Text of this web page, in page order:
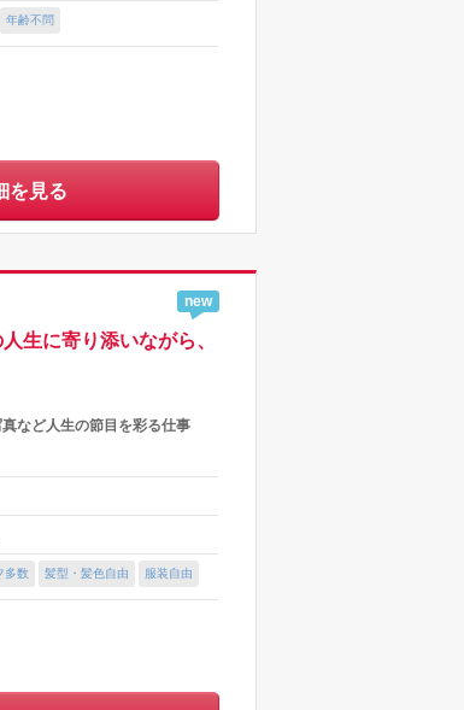
年齢不問
を見る
new
生に寄り添いながら、
など人生の節目を彩る仕事
多数 髪型・髪色自由 服装自由